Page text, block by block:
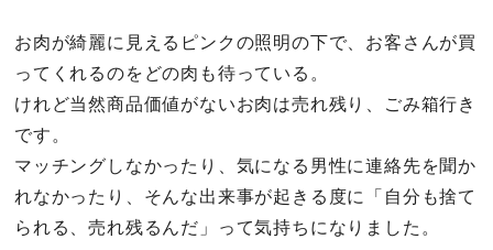
お肉が綺麗に見えるピンクの照明の下で、お客さんが買
ってくれるのをどの肉も待っている。
けれど当然商品価値がないお肉は売れ残り、ごみ箱行き
です。
マッチングしなかったり、気になる男性に連絡先を聞か
れなかったり、そんな出来事が起きる度に「自分も捨て
られる、売れ残るんだ」って気持ちになりました。